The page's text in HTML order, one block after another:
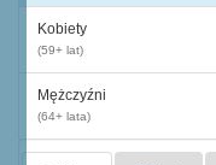
Kobiety
(59+ lat)
Mężczyźni
(64+ lata)